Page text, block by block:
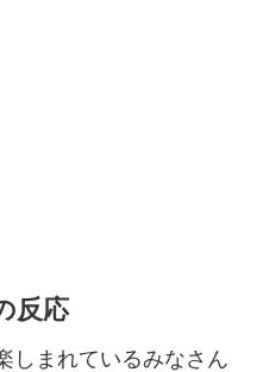
反応
しまれているみなさん